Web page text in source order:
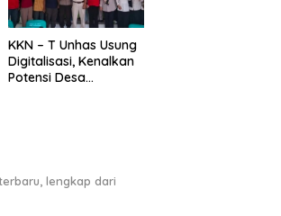
KKN – T Unhas Usung
Digitalisasi, Kenalkan
Potensi Desa
lengkap dari